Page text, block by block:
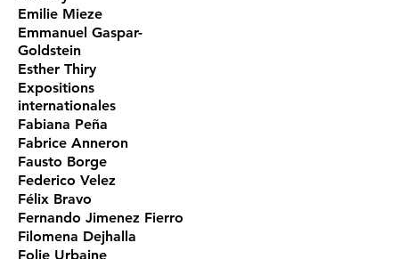
Emilie Mieze
Emmanuel Gaspar-
Goldstein
Esther Thiry
Expositions
internationales
Fabiana Peña
Fabrice Anneron
Fausto Borge
Federico Velez
Félix Bravo
Fernando Jimenez Fierro
Filomena Dejhalla
Folie Urbaine